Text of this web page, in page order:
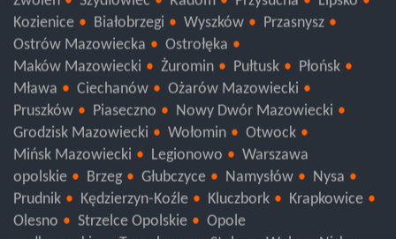
Zwoleń
Szydłowiec Radom Przysucha
Lipsko
Kozienice
Białobrzegi Wyszków
Przasnysz
Ostrów Mazowiecka
Ostrołęka
Maków Mazowiecki
Żuromin Pułtusk
Płońsk
Mława
Ciechanów
Ożarów Mazowiecki
Pruszków
Piaseczno
Nowy Dwór Mazowiecki
Grodzisk Mazowiecki
Wołomin
Otwock
Mińsk Mazowiecki
Legionowo
Warszawa
opolskie
Brzeg Głubczyce Namysłów
Nysa
Prudnik
Kędzierzyn-Koźle Kluczbork
Krapkowice
Olesno
Strzelce Opolskie
Opole